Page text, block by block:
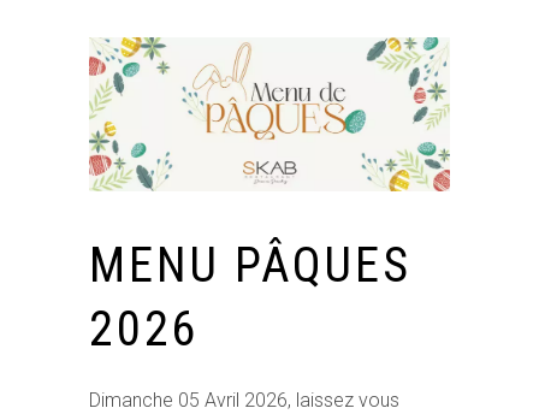
MENU PÂQUES
2026
Dimanche 05 Avril 2026, laissez vous